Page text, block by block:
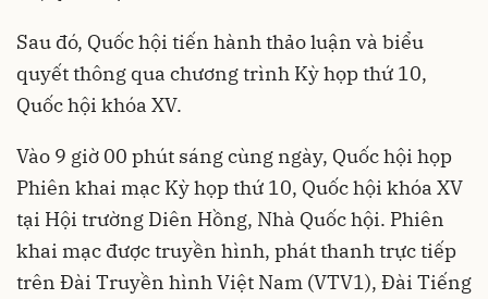
Sau đó, Quốc hội tiến hành thảo luận và biểu
quyết thông qua chương trình Kỳ họp thứ 10,
Quốc hội khóa XV.
Vào 9 giờ 00 phút sáng cùng ngày, Quốc hội họp
Phiên khai mạc Kỳ họp thứ 10, Quốc hội khóa XV
tại Hội trường Diên Hồng, Nhà Quốc hội. Phiên
khai mạc được truyền hình, phát thanh trực tiếp
trên Đài Truyền hình Việt Nam (VTV1), Đài Tiếng